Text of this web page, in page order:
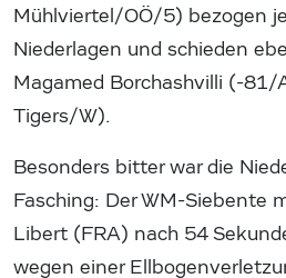
Mühlviertel/OÖ/5) bezogen
Niederlagen und schieden
Magamed Borchashvilli (-81/
Tigers/W).
Besonders bitter war die
Fasching: Der WM-Siebente
Libert (FRA) nach 54
wegen einer